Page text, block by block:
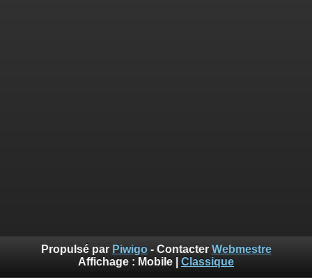
Propulsé par Piwigo- Contacter Webmestre
Affichage : Mobile Classique